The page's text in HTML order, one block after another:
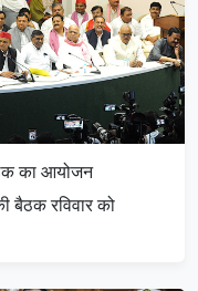
का आयोजन
बैठक रविवार को